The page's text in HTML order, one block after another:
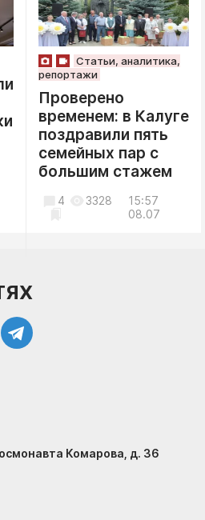
Статьи, аналитика,
репортажи
Проверено
временем: в Калуге
поздравили пять
семейных пар с
большим стажем
15:57
08.07
4 3328
Комарова, д. 36